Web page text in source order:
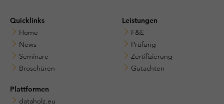
Quicklinks
Home
News
Seminare
Broschüren
Leistungen
F&E
Prüfung
Zertifizierung
Gutachten
Plattformen
dataholz.eu